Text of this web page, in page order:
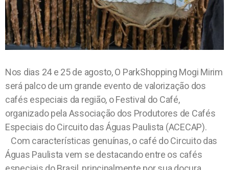
Nos dias 24 e 25 de agosto, O ParkShopping Mogi Mirim
será palco de um grande evento de valorização dos
cafés especiais da região, o Festival do Café,
organizado pela Associação dos Produtores de Cafés
Especiais do Circuito das Águas Paulista (ACECAP).
Com características genuínas, o café do Circuito das
Águas Paulista vem se destacando entre os cafés